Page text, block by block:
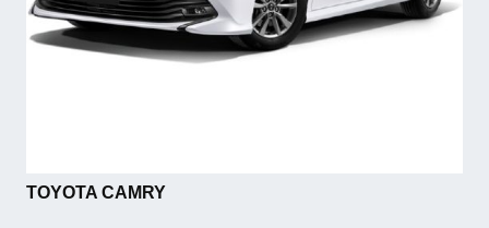
TOYOTA CAMRY